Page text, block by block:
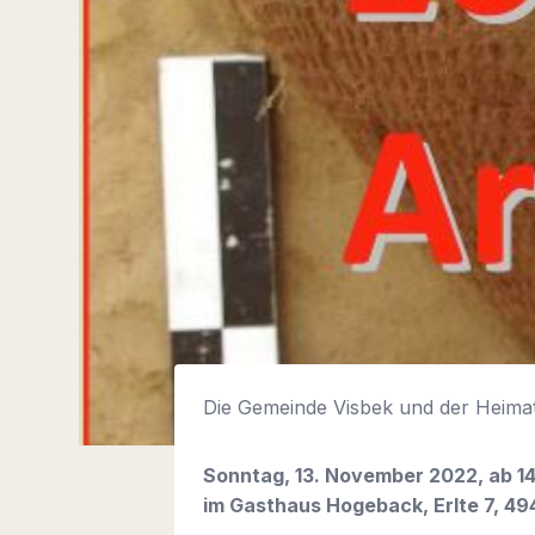
Die Gemeinde Visbek und der
Sonntag, 13. November 2022, ab
im Gasthaus Hogeback, Erlte 7,